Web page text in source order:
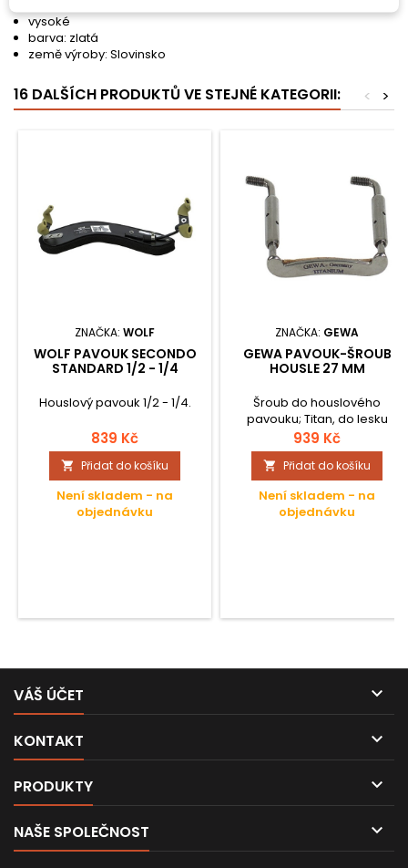
vysoké
barva: zlatá
země výroby: Slovinsko
16 DALŠÍCH PRODUKTŮ VE STEJNÉ KATEGORII: >
<
ZNAČKA: WOLF
WOLF PAVOUK SECONDO
STANDARD 1/2 - 1/4
Houslový pavouk 1/2 - 1/4.
839 Kč
 Přidat do košíku
Není skladem - na
objednávku
ZNAČKA: GEWA
GEWA PAVOUK-ŠROUB
HOUSLE 27 MM
Šroub do houslového
pavouku; Titan, do lesku
vyleštěný;
939 Kč
 Přidat do košíku
Není skladem - na
objednávku
VÁŠ ÚČET 
KONTAKT 
PRODUKTY 
NAŠE SPOLEČNOST 